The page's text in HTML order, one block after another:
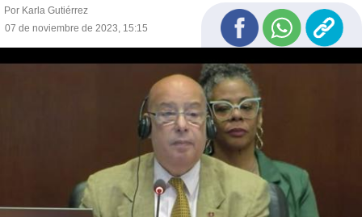
Por Karla Gutiérrez
07 de noviembre de 2023, 15:15